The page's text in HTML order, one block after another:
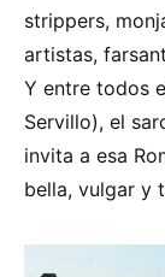
strippers,
artistas,
Y entre todos
Servillo), el
invita a esa
bella, vulgar y